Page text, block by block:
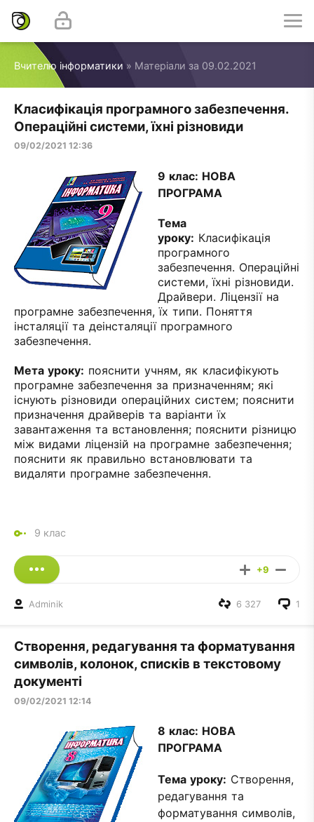
Вчителю інформатики » Матеріали за 09.02.2021
Класифікація програмного забезпечення.
Операційні системи, їхні різновиди
09/02/2021 12:36
9 клас: НОВА
ПРОГРАМА
Тема
уроку: Класифікація
програмного
забезпечення. Операційні
системи, їхні різновиди.
Драйвери. Ліцензії на
програмне забезпечення, їх типи. Поняття
інсталяції та деінсталяції програмного
забезпечення.
Мета уроку: пояснити учням, як класифікують
програмне забезпечення за призначенням; які
існують різновиди операційних систем; пояснити
призначення драйверів та варіанти їх
завантаження та встановлення; пояснити різницю
між видами ліцензій на програмне забезпечення;
пояснити як правильно встановлювати та
видаляти програмне забезпечення.
9 клас
+9
Adminik 1
6 327
Створення, редагування та форматування
символів, колонок, списків в текстовому
документі
09/02/2021 12:14
8 клас: НОВА
ПРОГРАМА
Тема уроку: Створення,
редагування та
форматування символів,